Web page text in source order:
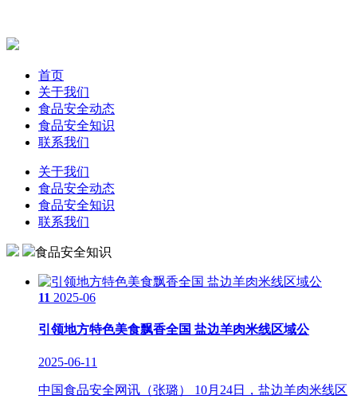
首页
关于我们
食品安全动态
食品安全知识
联系我们
关于我们
食品安全动态
食品安全知识
联系我们
食品安全知识
11 2025-06
引领地方特色美食飘香全国 盐边羊肉米线区域公
2025-06-11
中国食品安全网讯（张璐） 10月24日，盐边羊肉米线区